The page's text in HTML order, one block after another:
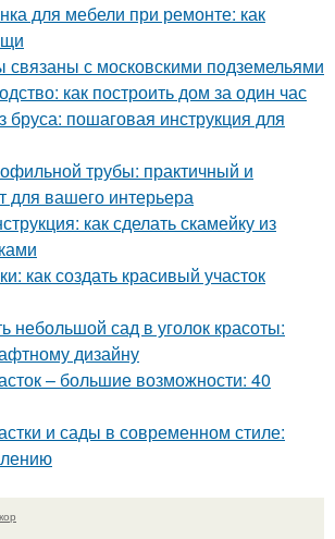
для мебели при ремонте: как
связаны с московскими подземельями
как построить дом за один час
пошаговая инструкция для
трубы: практичный и
для вашего интерьера
как сделать скамейку из
как создать красивый участок
небольшой сад в уголок красоты:
дизайну
– большие возможности: 40
и сады в современном стиле: